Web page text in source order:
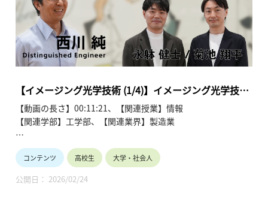
第1回「光学製品の歴史と光学設計の役割」
第2回「レンズの役割」
第3回「収差とは」
第4回「光学設計を支えるシミュレーション技術や評価指標/レ
【イメージング光学技術 (1/4)】イメージング光学技術
(1/4) 菊池 翔平、永躰 健士、西川 純
【動画の長さ】00:11:21、【関連授業】情報
【関連学部】工学部、【関連業界】製造業
Sony's Tech Academy Channelでは、ソニーのエンジニア
が、私たちの生活の中で活用されているテクノロジーについ
て、基礎から最新情報までわかりやすくお伝えします。
コンテンツ 高校生 大学・社会人
公開日： 2026/02/24